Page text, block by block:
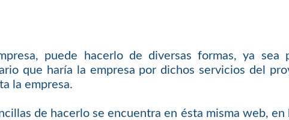
puede hacerlo de diversas formas, ya
que haría la empresa por dichos servicios del
la empresa.
de hacerlo se encuentra en ésta misma web,